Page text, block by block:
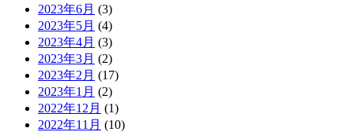
2023年6月 (3)
2023年5月 (4)
2023年4月 (3)
2023年3月 (2)
2023年2月 (17)
2023年1月 (2)
2022年12月 (1)
2022年11月 (10)